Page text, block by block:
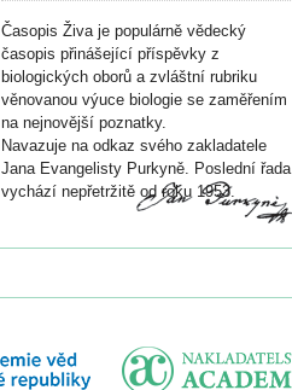
Časopis Živa je populárně vědecký
časopis přinášející příspěvky z
biologických oborů a zvláštní rubriku
věnovanou výuce biologie se zaměřením
na nejnovější poznatky.
Navazuje na odkaz svého zakladatele
Jana Evangelisty Purkyně. Poslední řada
vychází nepřetržitě od roku 1953.